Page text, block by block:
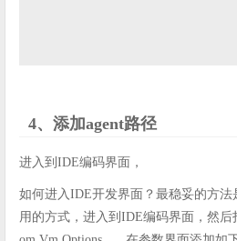
4、添加agent路径
进入到IDE编码界面，
如何进入IDE开发界面？最稳妥的方法
用的方式，进入到IDE编码界面，然后